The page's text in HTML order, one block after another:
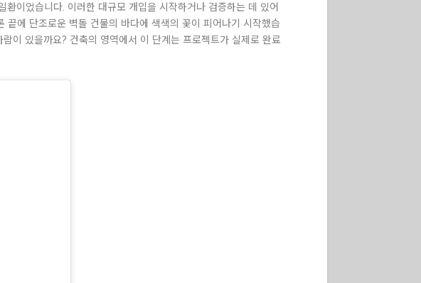
었습니다. 이러한 대규모 개입을 시작하거나 검증하는 데 있어
에 단조로운 벽돌 건물의 바다에 색색의 꽃이 피어나기 시작했습
이 있을까요? 건축의 영역에서 이 단계는 프로젝트가 실제로 완료